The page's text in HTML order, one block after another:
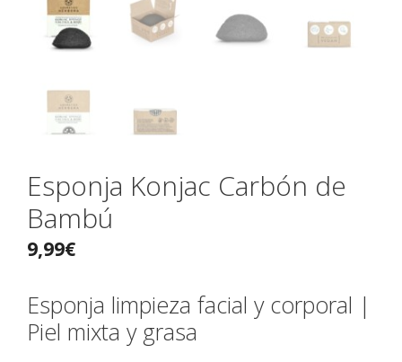
Esponja Konjac Carbón de
Bambú
9,99€
Esponja limpieza facial y corporal |
Piel mixta y grasa